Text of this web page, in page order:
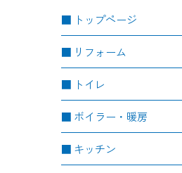
トップページ
リフォーム
トイレ
ボイラー・暖房
キッチン